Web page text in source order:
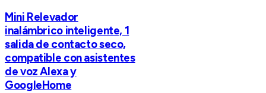
Mini Relevador
inalámbrico inteligente, 1
salida de contacto seco,
compatible con asistentes
de voz Alexa y
GoogleHome